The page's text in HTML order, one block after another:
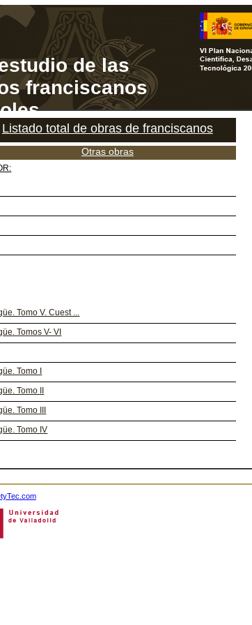
de las
franciscanos
Listado total de obras de franciscanos
Otras obras
Tomo V. Cuest ...
Tomos V- VI
Tomo I
Tomo II
Tomo III
Tomo IV